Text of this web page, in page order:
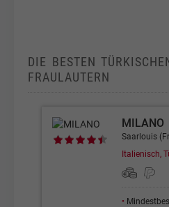
DIE BESTEN
FRAULAUTERN
MILANO
Saarlouis
Italienisch,
•